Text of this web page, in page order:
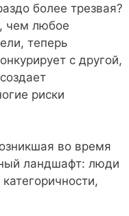
более трезвая?
чем любое
теперь
с другой,
риски
во время
ландшафт: люди